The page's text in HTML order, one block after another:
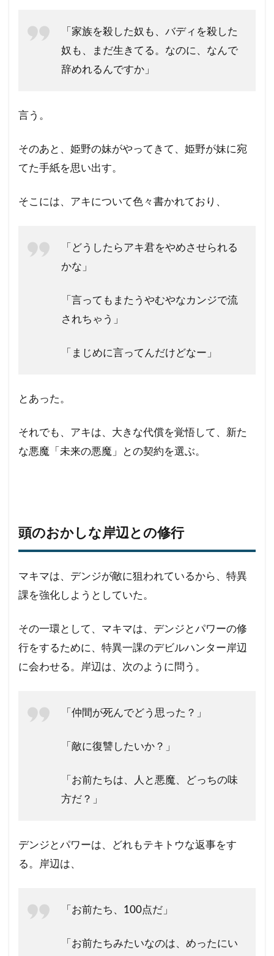
「家族を殺した奴も、バディを殺した
奴も、まだ生きてる。なのに、なんで
辞めれるんですか」
言う。
そのあと、姫野の妹がやってきて、姫野が妹に宛
てた手紙を思い出す。
そこには、アキについて色々書かれており、
「どうしたらアキ君をやめさせられる
かな」
「言ってもまたうやむやなカンジで流
されちゃう」
「まじめに言ってんだけどなー」
とあった。
それでも、アキは、大きな代償を覚悟して、新た
な悪魔「未来の悪魔」との契約を選ぶ。
頭のおかしな岸辺との修行
マキマは、デンジが敵に狙われているから、特異
課を強化しようとしていた。
その一環として、マキマは、デンジとパワーの修
行をするために、特異一課のデビルハンター岸辺
に会わせる。岸辺は、次のように問う。
「仲間が死んでどう思った？」
「敵に復讐したいか？」
「お前たちは、人と悪魔、どっちの味
方だ？」
デンジとパワーは、どれもテキトウな返事をす
る。岸辺は、
「お前たち、100点だ」
「お前たちみたいなのは、めったにい